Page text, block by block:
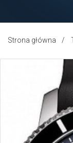
Strona główna